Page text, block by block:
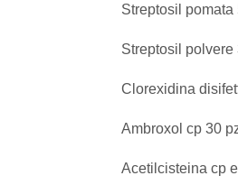
Streptosil pomata
Streptosil polvere
Clorexidina
Ambroxol cp 30
Acetilcisteina cp